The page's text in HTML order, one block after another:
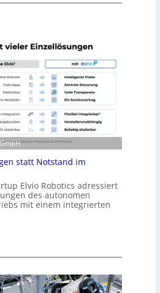
statt Notstand im
Elvio Robotics adressiert
des autonomen
mit einem integrierten